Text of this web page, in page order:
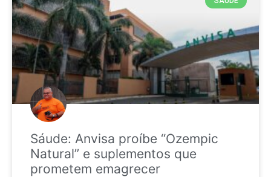
Sáude: Anvisa proíbe “Ozempic
Natural” e suplementos que
prometem emagrecer